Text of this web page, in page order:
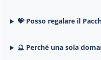
💝 Posso regalare il
🔮 Perché una sola